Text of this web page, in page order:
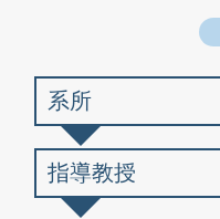
系所
指導教授